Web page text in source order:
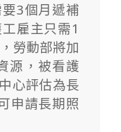
3個月遞補
雇主只需1
勞動部將加
源，被看護
心評估為長
申請長期照